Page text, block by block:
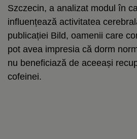
Szczecin, a analizat modul în
influențează activitatea
publicației Bild, oamenii care
pot avea impresia că dorm
nu beneficiază de aceeași
cofeinei.